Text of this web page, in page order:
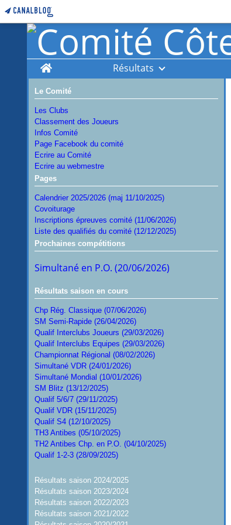
Home Résultats
Le Comité
Les Clubs
Classement des Joueurs
Infos Comité
Page Facebook du comité
Ecrire au Comité
Ecrire au webmestre
Pages
Calendrier 2025/2026 (maj 11/10/2025)
Covoiturage
Inscriptions épreuves comité (11/06/2026)
Liste des qualifiés du comité (12/12/2025)
Prochaines compétitions
Simultané en P.O. (20/06/2026)
Résultats saison en cours
Chp Rég. Classique (07/06/2026)
SM Semi-Rapide (26/04/2026)
Qualif Interclubs Joueurs (29/03/2026)
Qualif Interclubs Equipes (29/03/2026)
Championnat Régional (08/02/2026)
Simultané VDR (24/01/2026)
Simultané Mondial (10/01/2026)
SM Blitz (13/12/2025)
Qualif 5/6/7 (29/11/2025)
Qualif VDR (15/11/2025)
Qualif S4 (12/10/2025)
TH3 Antibes (05/10/2025)
TH2 Antibes Chp. en P.O. (04/10/2025)
Qualif 1-2-3 (28/09/2025)
Résultats saison 2024/2025
Résultats saison 2023/2024
Résultats saison 2022/2023
Résultats saison 2021/2022